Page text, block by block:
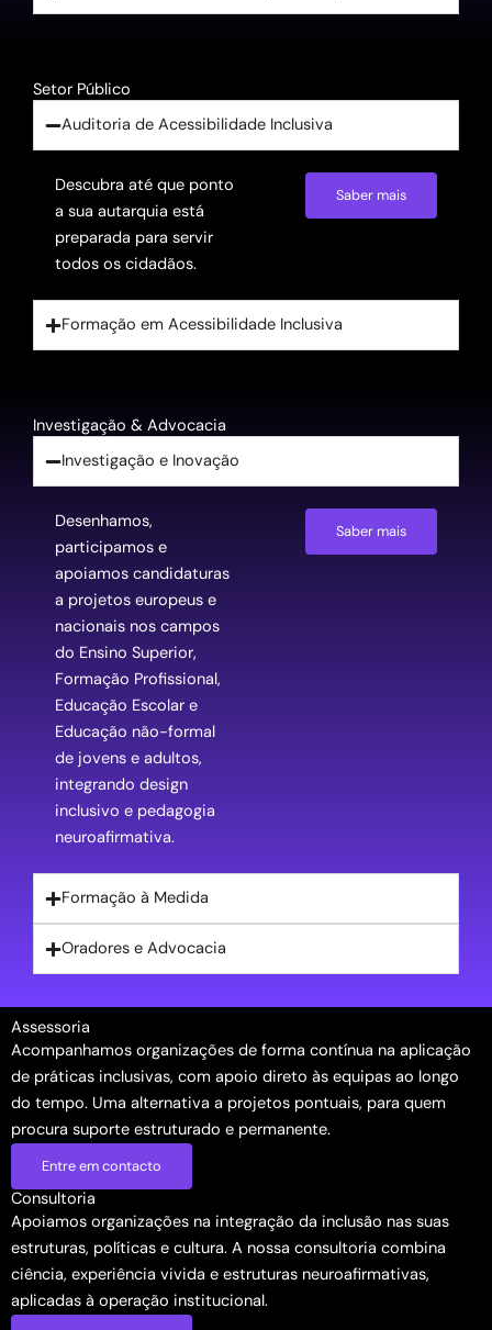
Setor Público
Auditoria de Acessibilidade Inclusiva
Descubra até que ponto
a sua autarquia está
preparada para servir
todos os cidadãos.
Saber mais
Formação em Acessibilidade Inclusiva
Investigação & Advocacia
Investigação e Inovação
Desenhamos,
participamos e
apoiamos candidaturas
a projetos europeus e
nacionais nos campos
do Ensino Superior,
Formação Profissional,
Educação Escolar e
Educação não-formal
de jovens e adultos,
integrando design
inclusivo e pedagogia
neuroafirmativa.
Saber mais
Formação à Medida
Oradores e Advocacia
Assessoria
Acompanhamos organizações de forma contínua na aplicação
de práticas inclusivas, com apoio direto às equipas ao longo
do tempo. Uma alternativa a projetos pontuais, para quem
procura suporte estruturado e permanente.
Entre em contacto
Consultoria
Apoiamos organizações na integração da inclusão nas suas
estruturas, políticas e cultura. A nossa consultoria combina
ciência, experiência vivida e estruturas neuroafirmativas,
aplicadas à operação institucional.